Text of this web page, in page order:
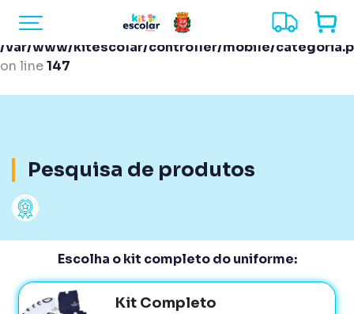
Warning
: Undefined array key "pesquisa" in
/var/www/kitescolar/controller/mobile/
on line147
Pesquisa de produtos
Escolha o kit completo do uniforme:
Kit Completo